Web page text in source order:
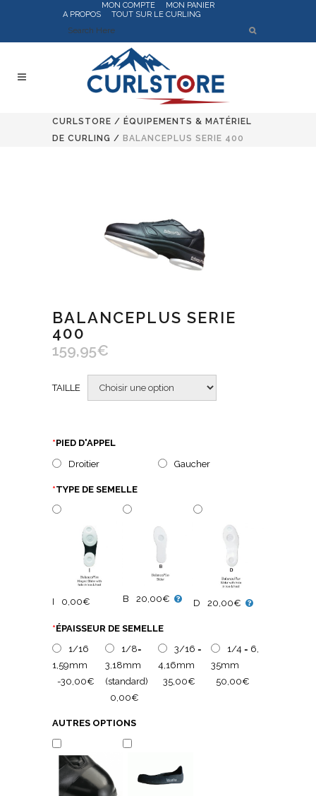
MON COMPTE
MON PANIER
A PROPOS
TOUT SUR LE CURLING
CURLSTORE / ÉQUIPEMENTS & MATÉRIEL
DE CURLING / BALANCEPLUS SERIE 400
BALANCEPLUS SERIE
400
159,95€
TAILLE
*PIED D'APPEL
Droitier
Gaucher
*TYPE DE SEMELLE
I 0,00€ B 20,00€ D 20,00€
*ÉPAISSEUR DE SEMELLE
1/16
1,59mm
-30,00€
1/8=
3,18mm
(standard)
0,00€
3/16 =
4,16mm
35,00€
1/4 = 6,
35mm
50,00€
AUTRES OPTIONS